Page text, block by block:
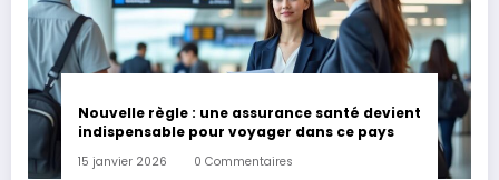
Nouvelle règle : une assurance santé devient
indispensable pour voyager dans ce pays
15 janvier 2026 0 Commentaires